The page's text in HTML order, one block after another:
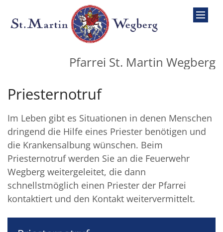
Zum Inhalt springen
Pfarrei St. Martin Wegberg
Priesternotruf
Im Leben gibt es Situationen in denen Menschen
dringend die Hilfe eines Priester benötigen und
die Krankensalbung wünschen. Beim
Priesternotruf werden Sie an die Feuerwehr
Wegberg weitergeleitet, die dann
schnellstmöglich einen Priester der Pfarrei
kontaktiert und den Kontakt weitervermittelt.